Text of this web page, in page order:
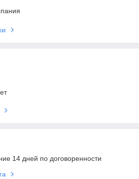
14 дней по договоренности